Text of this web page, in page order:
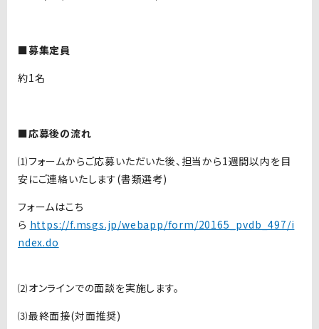
■募集定員
約1名
■応募後の流れ
⑴フォームからご応募いただいた後、担当から1週間以内を目
安にご連絡いたします(書類選考)
フォームはこち
ら https://f.msgs.jp/webapp/form/20165_pvdb_497/i
ndex.do
⑵オンラインでの面談を実施します。
⑶最終面接(対面推奨)